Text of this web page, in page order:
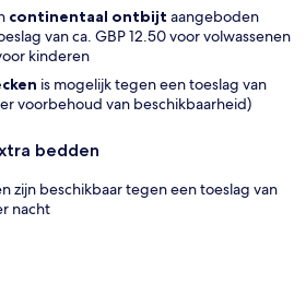
continentaal ontbijt aangeboden
van ca. GBP 12.50 voor volwassenen
kinderen
is mogelijk tegen een toeslag van
voorbehoud van beschikbaarheid)
bedden
zijn beschikbaar tegen een toeslag van
nacht